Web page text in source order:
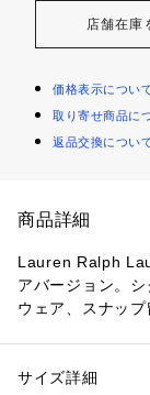
店舗在庫
価格表示につい
取り寄せ商品に
返品交換につい
商品詳細
Lauren Ralph
アバージョン。
ウェア、スナッ
・トップハンド
性別：レディース
サイズ詳細